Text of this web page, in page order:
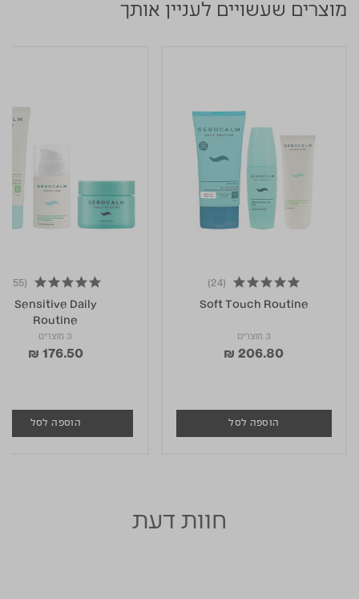
מוצרים שעשויים לעניין אותך
(24)
Soft Touch Routine
3 מוצרים
₪ 206.80
הוספה לסל
(55)
Sensitive Daily
Routine
3 מוצרים
₪ 176.50
הוספה לסל
חוות דעת